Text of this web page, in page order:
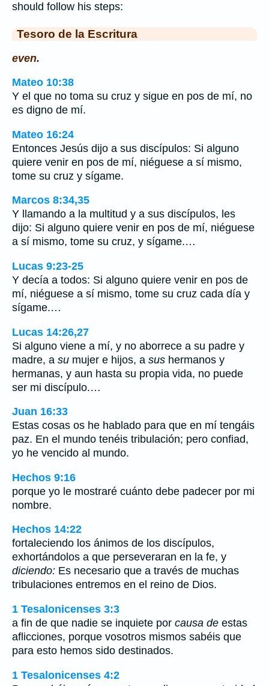
should follow his steps:
Tesoro de la Escritura
even.
Mateo 10:38
Y el que no toma su cruz y sigue en pos de mí, no
es digno de mí.
Mateo 16:24
Entonces Jesús dijo a sus discípulos: Si alguno
quiere venir en pos de mí, niéguese a sí mismo,
tome su cruz y sígame.
Marcos 8:34,35
Y llamando a la multitud y a sus discípulos, les
dijo: Si alguno quiere venir en pos de mí, niéguese
a sí mismo, tome su cruz, y sígame.…
Lucas 9:23-25
Y decía a todos: Si alguno quiere venir en pos de
mí, niéguese a sí mismo, tome su cruz cada día y
sígame.…
Lucas 14:26,27
Si alguno viene a mí, y no aborrece a su padre y
madre, a su mujer e hijos, a sus hermanos y
hermanas, y aun hasta su propia vida, no puede
ser mi discípulo.…
Juan 16:33
Estas cosas os he hablado para que en mí tengáis
paz. En el mundo tenéis tribulación; pero confiad,
yo he vencido al mundo.
Hechos 9:16
porque yo le mostraré cuánto debe padecer por mi
nombre.
Hechos 14:22
fortaleciendo los ánimos de los discípulos,
exhortándolos a que perseveraran en la fe, y
diciendo: Es necesario que a través de muchas
tribulaciones entremos en el reino de Dios.
1 Tesalonicenses 3:3
a fin de que nadie se inquiete por causa de estas
aflicciones, porque vosotros mismos sabéis que
para esto hemos sido destinados.
1 Tesalonicenses 4:2